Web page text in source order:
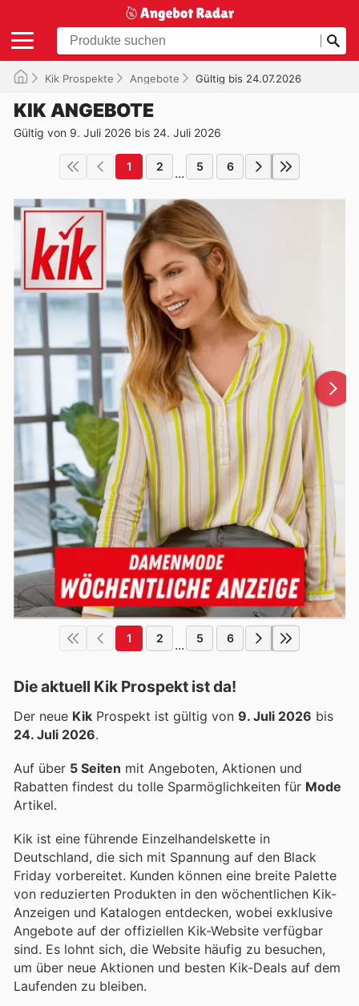
Kik Prospekte Angebote Gültig bis 24.07.2026
KIK ANGEBOTE
Gültig von 9. Juli 2026 bis 24. Juli 2026
1 2 ... 5 6
1 2 ... 5 6
Die aktuell Kik Prospekt ist da!
Der neue Kik Prospekt ist gültig von 9. Juli 2026 bis
24. Juli 2026.
Auf über 5 Seiten mit Angeboten, Aktionen und
Rabatten findest du tolle Sparmöglichkeiten für Mode
Artikel.
Kik ist eine führende Einzelhandelskette in
Deutschland, die sich mit Spannung auf den Black
Friday vorbereitet. Kunden können eine breite Palette
von reduzierten Produkten in den wöchentlichen Kik-
Anzeigen und Katalogen entdecken, wobei exklusive
Angebote auf der offiziellen Kik-Website verfügbar
sind. Es lohnt sich, die Website häufig zu besuchen,
um über neue Aktionen und besten Kik-Deals auf dem
Laufenden zu bleiben.